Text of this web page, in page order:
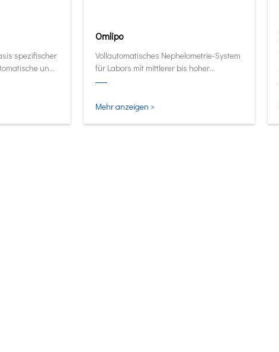
spezifischer
und
kleinsten
Omlipo
Vollautomatisches Nephelometrie-System
für Labors mit mittlerer bis hoher
Volumendurchsatz.
Mehr anzeigen >